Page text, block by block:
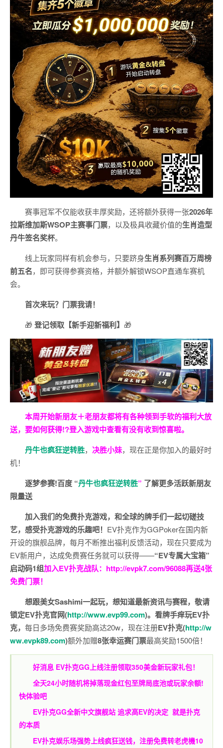
赛事冠军不仅能收获丰厚奖励，还将额外获得一张2026年
拉斯维加斯WSOP主赛事门票，以及极具收藏价值的生肖造型
丹牛签名奖杯。
线上玩家同样有机会参与，只要跻身生肖系列赛百万周榜
前五名，即可获得参赛资格，并额外解锁WSOP直通车赛机
会。
首次来玩？门票我请！
🎁 登记领取【新手迎新福利】 🎁
本周开始新朋友＋老朋友都将有各种领到手软的福利大放
送，要如何获得!?登入游戏中查看有没有收到惊喜啦。
丹牛也疯狂逆转胜， 决胜小妹，现在正是你加入的最好时
机！
逐梦参赛!百度 “丹牛也疯狂逆转胜” 了解更多活跃新朋友
限量送
加入我们的免费扑克游戏，和全球的牌手们一起切磋技
艺，感受扑克游戏的乐趣吧！ EV扑克作为GGPoker在国内新
开设的旗舰品牌，每月不断推出福利反馈活动，现在只要成为
EV新用户，达成免费赛任务就可以获得——“EV专属大宝箱”
启动码1组加入EV扑克战队： http://evpk7.com/96088再送4张
免费门票！
想跟美女Sashimi一起玩， 想知道最新资讯与赛程， 敬请
锁定EV扑克官网(http://www.evp99.com)。 看牌手痒玩EV扑
克， 每日多场免费赛奖励高达20w，现在注册EV扑克(http://w
ww.evpk89.com)额外加赠8张幸运赛门票最高奖励1500倍！
好消息 EV扑克GG上线注册领取350美金新玩家礼包！
全天24小时随机将掉落现金红包至牌局底池或玩家余额!
快体验吧
EV扑克GG全新中文旗舰站 追求高EV的决定 就是扑克
的本质
EV扑克娱乐场强势上线疯狂送钱，注册免费转老虎機10